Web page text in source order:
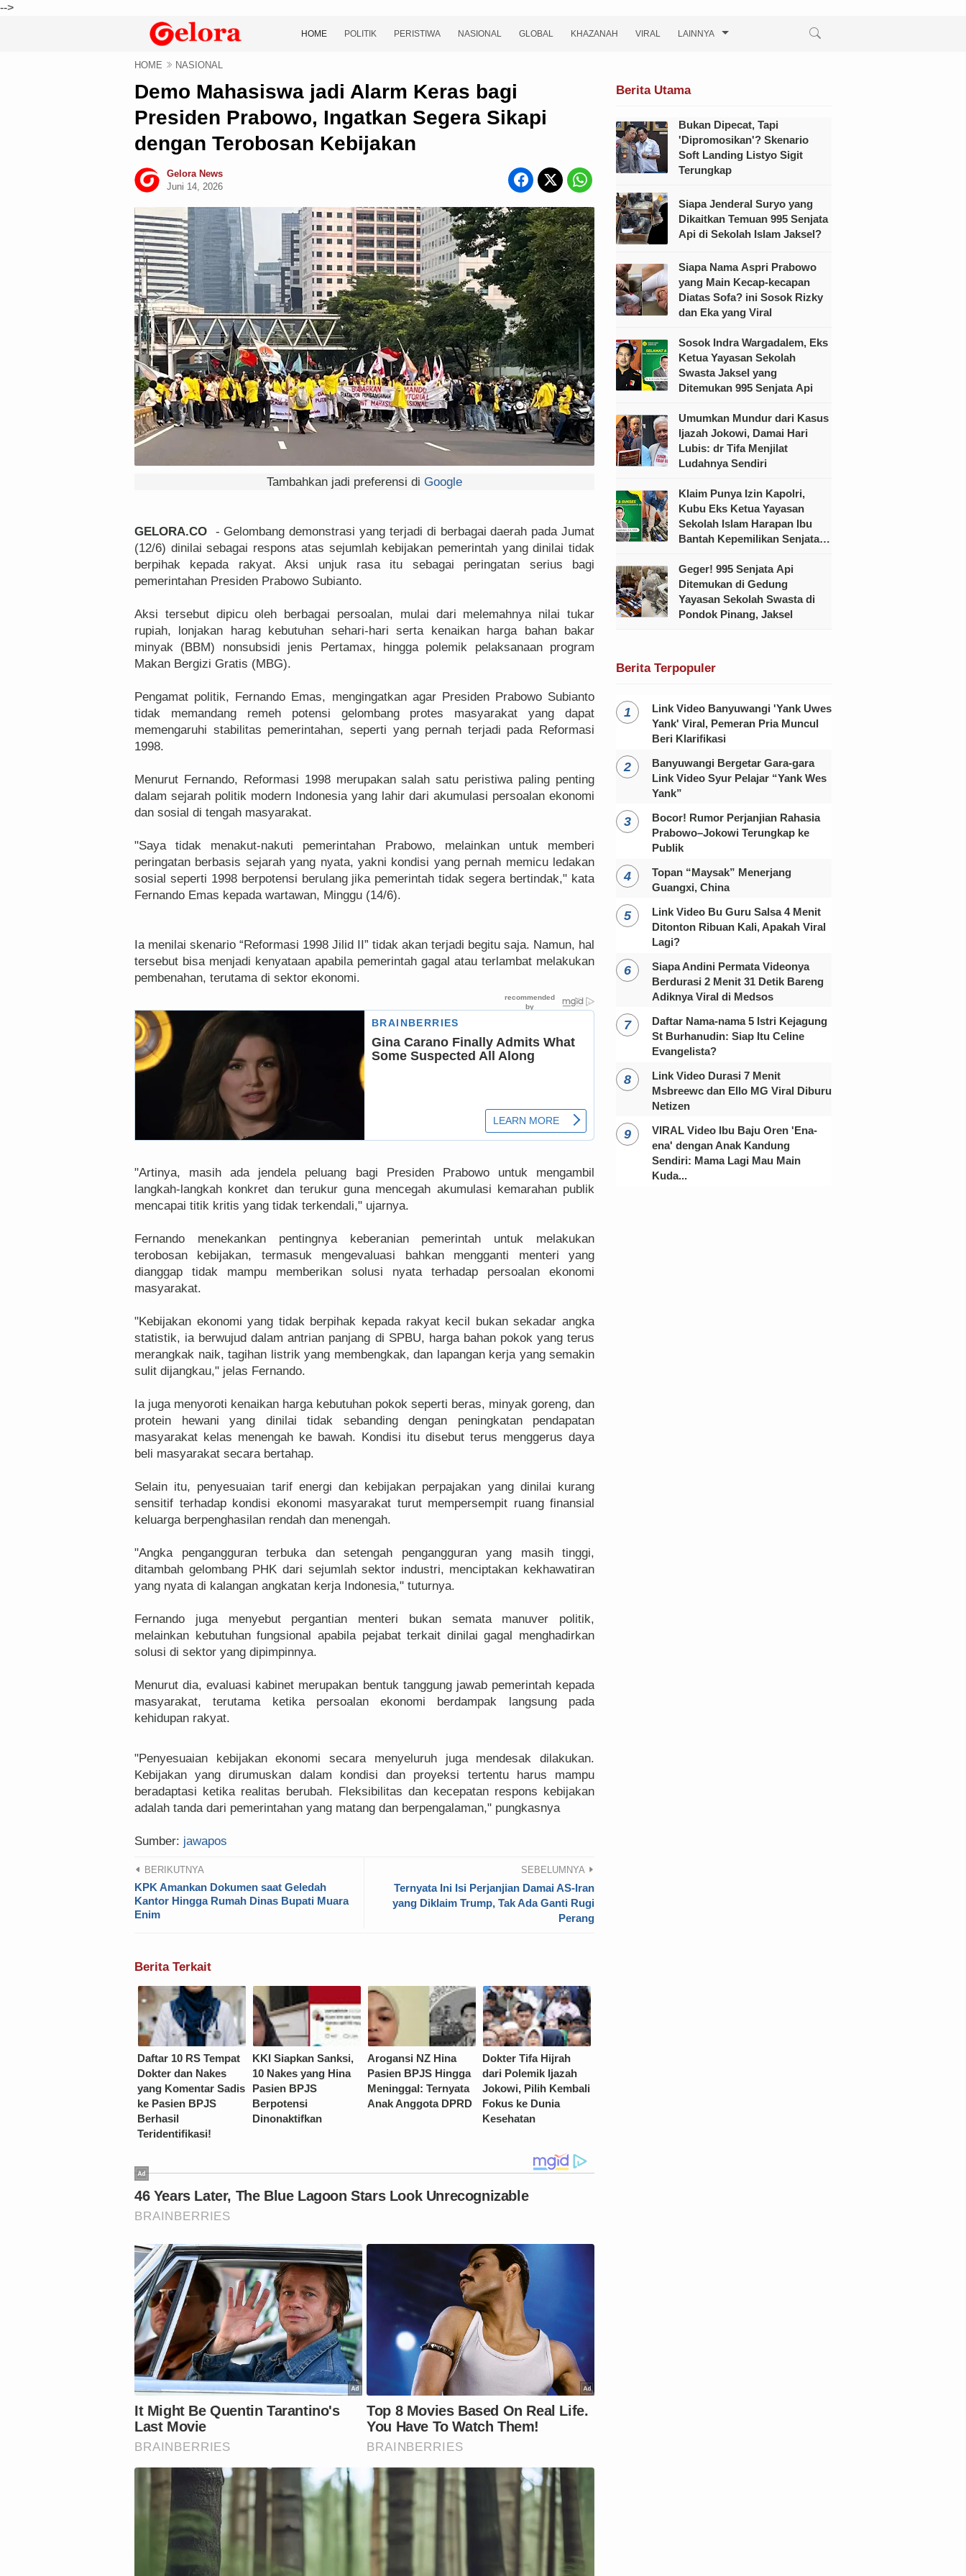
-->
HOME POLITIK PERISTIWA NASIONAL GLOBAL KHAZANAH VIRAL LAINNYA
HOME NASIONAL
Demo Mahasiswa jadi Alarm Keras bagi
Presiden Prabowo, Ingatkan Segera Sikapi
dengan Terobosan Kebijakan
Gelora News
Juni 14, 2026
Tambahkan jadi preferensi di Google
GELORA.CO - Gelombang demonstrasi yang terjadi di berbagai daerah pada Jumat
(12/6) dinilai sebagai respons atas sejumlah kebijakan pemerintah yang dinilai tidak
berpihak kepada rakyat. Aksi unjuk rasa itu sebagai peringatan serius bagi
pemerintahan Presiden Prabowo Subianto.
Aksi tersebut dipicu oleh berbagai persoalan, mulai dari melemahnya nilai tukar
rupiah, lonjakan harag kebutuhan sehari-hari serta kenaikan harga bahan bakar
minyak (BBM) nonsubsidi jenis Pertamax, hingga polemik pelaksanaan program
Makan Bergizi Gratis (MBG).
Pengamat politik, Fernando Emas, mengingatkan agar Presiden Prabowo Subianto
tidak memandang remeh potensi gelombang protes masyarakat yang dapat
memengaruhi stabilitas pemerintahan, seperti yang pernah terjadi pada Reformasi
1998.
Menurut Fernando, Reformasi 1998 merupakan salah satu peristiwa paling penting
dalam sejarah politik modern Indonesia yang lahir dari akumulasi persoalan ekonomi
dan sosial di tengah masyarakat.
"Saya tidak menakut-nakuti pemerintahan Prabowo, melainkan untuk memberi
peringatan berbasis sejarah yang nyata, yakni kondisi yang pernah memicu ledakan
sosial seperti 1998 berpotensi berulang jika pemerintah tidak segera bertindak," kata
Fernando Emas kepada wartawan, Minggu (14/6).
Ia menilai skenario “Reformasi 1998 Jilid II” tidak akan terjadi begitu saja. Namun, hal
tersebut bisa menjadi kenyataan apabila pemerintah gagal atau terlambat melakukan
pembenahan, terutama di sektor ekonomi.
"Artinya, masih ada jendela peluang bagi Presiden Prabowo untuk mengambil
langkah-langkah konkret dan terukur guna mencegah akumulasi kemarahan publik
mencapai titik kritis yang tidak terkendali," ujarnya.
Fernando menekankan pentingnya keberanian pemerintah untuk melakukan
terobosan kebijakan, termasuk mengevaluasi bahkan mengganti menteri yang
dianggap tidak mampu memberikan solusi nyata terhadap persoalan ekonomi
masyarakat.
"Kebijakan ekonomi yang tidak berpihak kepada rakyat kecil bukan sekadar angka
statistik, ia berwujud dalam antrian panjang di SPBU, harga bahan pokok yang terus
merangkak naik, tagihan listrik yang membengkak, dan lapangan kerja yang semakin
sulit dijangkau," jelas Fernando.
Ia juga menyoroti kenaikan harga kebutuhan pokok seperti beras, minyak goreng, dan
protein hewani yang dinilai tidak sebanding dengan peningkatan pendapatan
masyarakat kelas menengah ke bawah. Kondisi itu disebut terus menggerus daya
beli masyarakat secara bertahap.
Selain itu, penyesuaian tarif energi dan kebijakan perpajakan yang dinilai kurang
sensitif terhadap kondisi ekonomi masyarakat turut mempersempit ruang finansial
keluarga berpenghasilan rendah dan menengah.
"Angka pengangguran terbuka dan setengah pengangguran yang masih tinggi,
ditambah gelombang PHK dari sejumlah sektor industri, menciptakan kekhawatiran
yang nyata di kalangan angkatan kerja Indonesia," tuturnya.
Fernando juga menyebut pergantian menteri bukan semata manuver politik,
melainkan kebutuhan fungsional apabila pejabat terkait dinilai gagal menghadirkan
solusi di sektor yang dipimpinnya.
Menurut dia, evaluasi kabinet merupakan bentuk tanggung jawab pemerintah kepada
masyarakat, terutama ketika persoalan ekonomi berdampak langsung pada
kehidupan rakyat.
"Penyesuaian kebijakan ekonomi secara menyeluruh juga mendesak dilakukan.
Kebijakan yang dirumuskan dalam kondisi dan proyeksi tertentu harus mampu
beradaptasi ketika realitas berubah. Fleksibilitas dan kecepatan respons kebijakan
adalah tanda dari pemerintahan yang matang dan berpengalaman," pungkasnya
Sumber: jawapos
BERIKUTNYA
KPK Amankan Dokumen saat Geledah
Kantor Hingga Rumah Dinas Bupati Muara
Enim
SEBELUMNYA
Ternyata Ini Isi Perjanjian Damai AS-Iran
yang Diklaim Trump, Tak Ada Ganti Rugi
Perang
Berita Terkait
Daftar 10 RS Tempat
Dokter dan Nakes
yang Komentar Sadis
ke Pasien BPJS
Berhasil
Teridentifikasi!
KKI Siapkan Sanksi,
10 Nakes yang Hina
Pasien BPJS
Berpotensi
Dinonaktifkan
Arogansi NZ Hina
Pasien BPJS Hingga
Meninggal: Ternyata
Anak Anggota DPRD
Dokter Tifa Hijrah
dari Polemik Ijazah
Jokowi, Pilih Kembali
Fokus ke Dunia
Kesehatan
Berita Utama
Bukan Dipecat, Tapi
'Dipromosikan'? Skenario
Soft Landing Listyo Sigit
Terungkap
Siapa Jenderal Suryo yang
Dikaitkan Temuan 995 Senjata
Api di Sekolah Islam Jaksel?
Siapa Nama Aspri Prabowo
yang Main Kecap-kecapan
Diatas Sofa? ini Sosok Rizky
dan Eka yang Viral
Sosok Indra Wargadalem, Eks
Ketua Yayasan Sekolah
Swasta Jaksel yang
Ditemukan 995 Senjata Api
Umumkan Mundur dari Kasus
Ijazah Jokowi, Damai Hari
Lubis: dr Tifa Menjilat
Ludahnya Sendiri
Klaim Punya Izin Kapolri,
Kubu Eks Ketua Yayasan
Sekolah Islam Harapan Ibu
Bantah Kepemilikan Senjata
Geger! 995 Senjata Api
Ditemukan di Gedung
Yayasan Sekolah Swasta di
Pondok Pinang, Jaksel
Berita Terpopuler
Link Video Banyuwangi 'Yank Uwes
Yank' Viral, Pemeran Pria Muncul
Beri Klarifikasi
Banyuwangi Bergetar Gara-gara
Link Video Syur Pelajar “Yank Wes
Yank”
Bocor! Rumor Perjanjian Rahasia
Prabowo–Jokowi Terungkap ke
Publik
Topan “Maysak” Menerjang
Guangxi, China
Link Video Bu Guru Salsa 4 Menit
Ditonton Ribuan Kali, Apakah Viral
Lagi?
Siapa Andini Permata Videonya
Berdurasi 2 Menit 31 Detik Bareng
Adiknya Viral di Medsos
Daftar Nama-nama 5 Istri Kejagung
St Burhanudin: Siap Itu Celine
Evangelista?
Link Video Durasi 7 Menit
Msbreewc dan Ello MG Viral Diburu
Netizen
VIRAL Video Ibu Baju Oren 'Ena-
ena' dengan Anak Kandung
Sendiri: Mama Lagi Mau Main
Kuda...